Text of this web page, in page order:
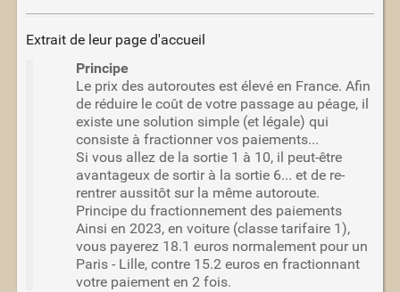
Extrait de leur page d'accueil
Principe
Le prix des autoroutes est élevé en France. Afin
de réduire le coût de votre passage au péage, il
existe une solution simple (et légale) qui
consiste à fractionner vos paiements...
Si vous allez de la sortie 1 à 10, il peut-être
avantageux de sortir à la sortie 6... et de re-
rentrer aussitôt sur la même autoroute.
Principe du fractionnement des paiements
Ainsi en 2023, en voiture (classe tarifaire 1),
vous payerez 18.1 euros normalement pour un
Paris - Lille, contre 15.2 euros en fractionnant
votre paiement en 2 fois.